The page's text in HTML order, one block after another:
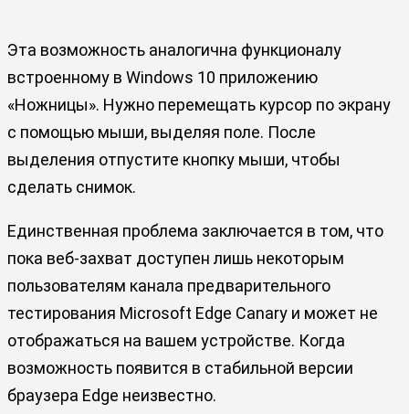
Эта возможность аналогична функционалу
встроенному в Windows 10 приложению
«Ножницы». Нужно перемещать курсор по экрану
с помощью мыши, выделяя поле. После
выделения отпустите кнопку мыши, чтобы
сделать снимок.
Единственная проблема заключается в том, что
пока веб-захват доступен лишь некоторым
пользователям канала предварительного
тестирования Microsoft Edge Canary и может не
отображаться на вашем устройстве. Когда
возможность появится в стабильной версии
браузера Edge неизвестно.